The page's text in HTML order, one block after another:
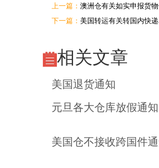
上一篇： 澳洲仓有关如实申报货
下一篇： 美国转运有关转国内快
相关文章
美国退货通知
元旦各大仓库放假通知
美国仓不接收跨国件